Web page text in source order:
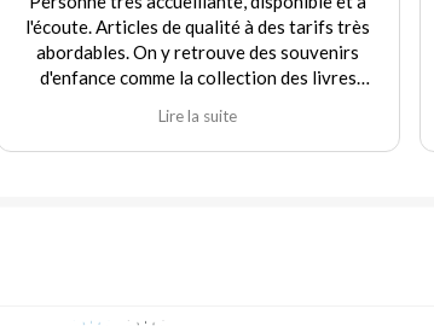
l'écoute. Articles de qualité à des tarifs très
abordables. On y retrouve des souvenirs
d'enfance comme la collection des livres
expérience tant en achat qu'en vente. Je
recommande fortement ce commerçant.
Lire la suite